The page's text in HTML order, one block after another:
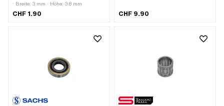
· Breite: 3 mm · Höhe: 3.8 mm
CHF 1.90
kugelgeführt · Breite: 11 mm · Lagerart:
CHF 9.90